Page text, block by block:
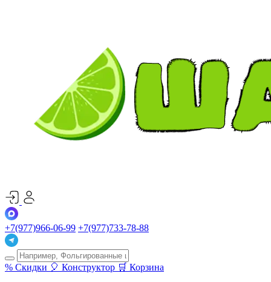
+7(977)966-06-99 +7(977)733-78-88
% Скидки 🎈 Конструктор 🛒 Корзина